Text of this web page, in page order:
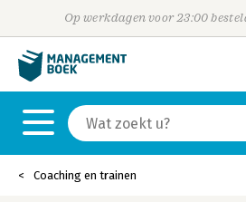
Op werkdagen voor 23:00
Coaching en trainen